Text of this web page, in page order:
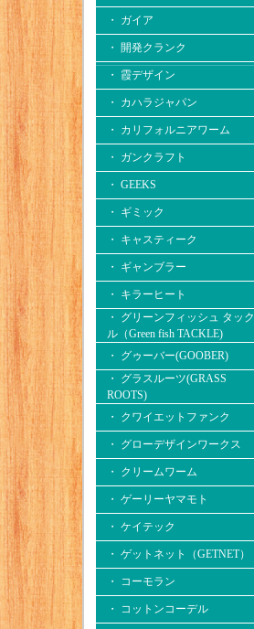
・ ガイア
・ 開発クランク
・ 霞デザイン
・ カハラジャパン
・ カリフォルニアワーム
・ ガンクラフト
・ GEEKS
・ ギミック
・ キャスティーク
・ ギャンブラー
・ キラーヒート
・ グリーンフィッシュ タック
ル（Green fish TACKLE)
・ グゥーバー(GOOBER)
・ グラスルーツ(GRASS
ROOTS)
・ クワイエットファンク
・ グローデザインワークス
・ クリームワーム
・ ゲーリーヤマモト
・ ケイテック
・ ゲットネット（GETNET）
・ コーモラン
・ コットンコーデル